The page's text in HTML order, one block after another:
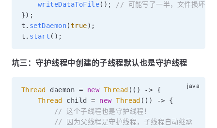
writeDataToFile( ) ;
// 可能写了一半，文件损坏
}) ;
t . setDaemon(true) ;
t . start ( ) ;
坑三：守护线程中创建的子线程默认也是守护线程
Thread daemon = new Thread ( ( ) ->
{
Thread
child = new Thread ( ( ) ->
{
// 这个子线程也是守护线程！
// 因为父线程是守护线程，子线程自动继承